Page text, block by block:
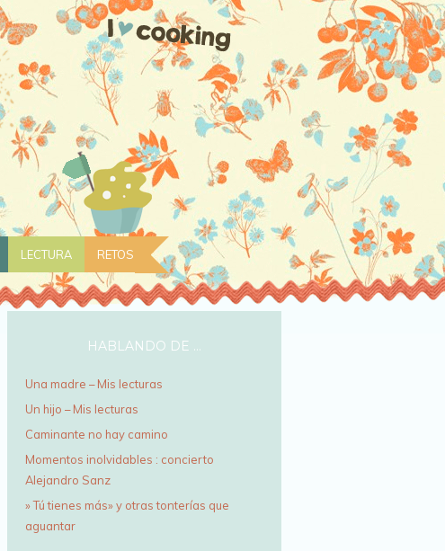
LECTURA RETOS
HABLANDO DE …
Una madre – Mis lecturas
Un hijo – Mis lecturas
Caminante no hay camino
Momentos inolvidables : concierto
Alejandro Sanz
» Tú tienes más» y otras tonterías que
aguantar